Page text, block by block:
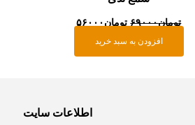
تومان۶۹۰۰۰ تومان۵۶۰۰۰
افزودن به سبد خرید
اطلاعات سایت